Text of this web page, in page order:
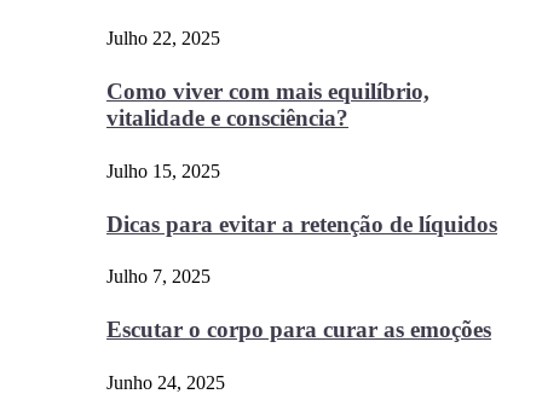
Julho 22, 2025
Como viver com mais equilíbrio,
vitalidade e consciência?
Julho 15, 2025
Dicas para evitar a retenção de líquidos
Julho 7, 2025
Escutar o corpo para curar as emoções
Junho 24, 2025